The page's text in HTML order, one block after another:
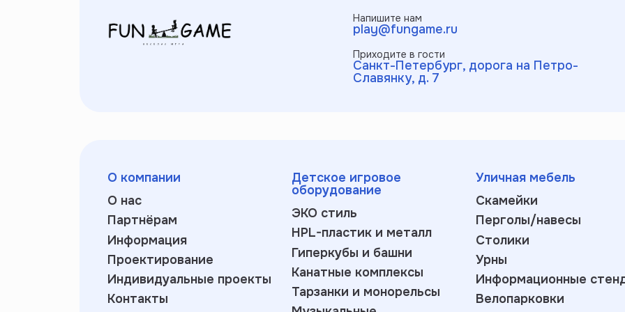
Напишите нам
play@fungame.ru
Приходите в гости
Санкт-Петербург, дорога на Петро-
Славянку, д. 7
О компании
О нас
Партнёрам
Информация
Проектирование
Индивидуальные проекты
Контакты
Детское игровое
оборудование
ЭКО стиль
HPL-пластик и металл
Гиперкубы и башни
Канатные комплексы
Тарзанки и монорельсы
Уличная мебель
Скамейки
Перголы/навесы
Столики
Урны
Информационные
Велопарковки